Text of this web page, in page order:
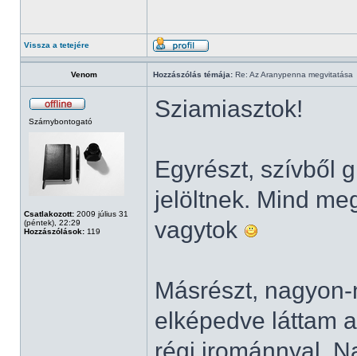
Vissza a tetejére
Venom Hozzászólás témája: Re: Az Aranypenna megvitatása
Szárnybontogató
Csatlakozott: 2009 július 31
(péntek), 22:29
Hozzászólások: 119
Sziamiasztok!
Egyrészt, szívből
jelöltnek. Mind
vagytok
Másrészt,
elképedve láttam